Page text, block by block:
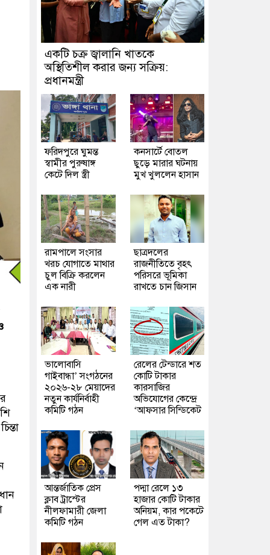
একটি চক্র জ্বালানি খাতকে
অস্থিতিশীল করার জন্য সক্রিয়:
প্রধানমন্ত্রী
ফরিদপুরে ঘুমন্ত
স্বামীর পুরুষাঙ্গ
কেটে দিল স্ত্রী
কনসার্টে বোতল
ছুড়ে মারার ঘটনায়
মুখ খুললেন হাসান
রামপালে সংসার
খরচ যোগাতে মাথার
চুল বিক্রি করলেন
এক নারী
ছাত্রদলের
রাজনীতিতে বৃহৎ
পরিসরে ভূমিকা
রাখতে চান জিসান
ভালোবাসি
গাইবান্ধা’ সংগঠনের
২০২৬-২৮ মেয়াদের
নতুন কার্যনির্বাহী
কমিটি গঠন
রেলের টেন্ডারে শত
কোটি টাকার
কারসাজির
অভিযোগের কেন্দ্রে
‘আফসার সিন্ডিকেট
আন্তর্জাতিক প্রেস
ক্লাব ট্রাস্টের
নীলফামারী জেলা
কমিটি গঠন
পদ্মা রেলে ১৩
হাজার কোটি টাকার
অনিয়ম, কার পকেটে
গেল এত টাকা?